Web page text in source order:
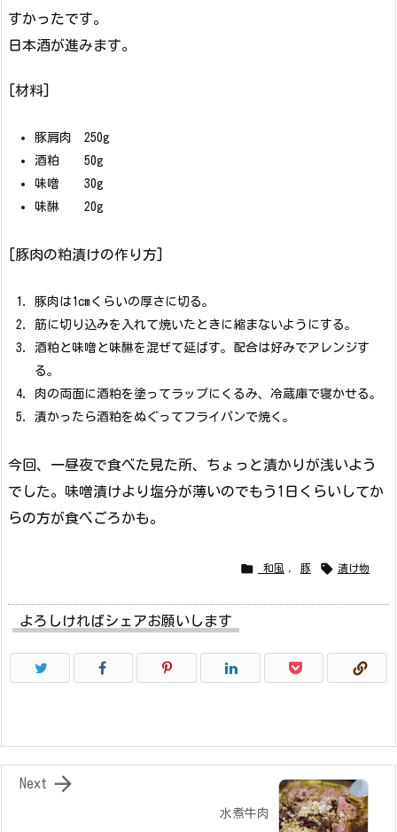
すかったです。
日本酒が進みます。
[材料]
豚肩肉 250g
酒粕 50g
味噌 30g
味醂 20g
[豚肉の粕漬けの作り方]
豚肉は1cmくらいの厚さに切る。
筋に切り込みを入れて焼いたときに縮まないようにする。
酒粕と味噌と味醂を混ぜて延ばす。配合は好みでアレンジす
る。
肉の両面に酒粕を塗ってラップにくるみ、冷蔵庫で寝かせる。
漬かったら酒粕をぬぐってフライパンで焼く。
今回、一昼夜で食べた見た所、ちょっと漬かりが浅いよう
でした。味噌漬けより塩分が薄いのでもう1日くらいしてか
らの方が食べごろかも。
 _和風 豚  漬け物
よろしければシェアお願いします
水煮牛肉

Next